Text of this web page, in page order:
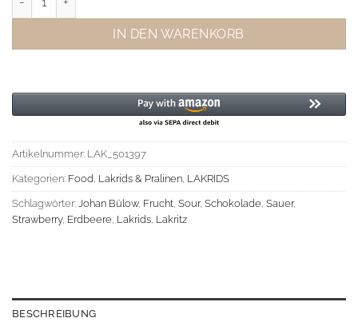
IN DEN WARENKORB
Artikelnummer: LAK_501397
Kategorien: Food, Lakrids & Pralinen, LAKRIDS
Schlagwörter: Johan Bülow, Frucht, Sour, Schokolade, Sauer,
Strawberry, Erdbeere, Lakrids, Lakritz
BESCHREIBUNG